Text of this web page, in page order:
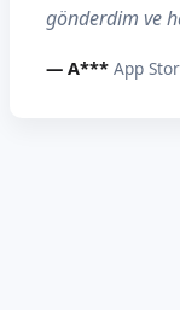
gönderdim ve
— A*** App